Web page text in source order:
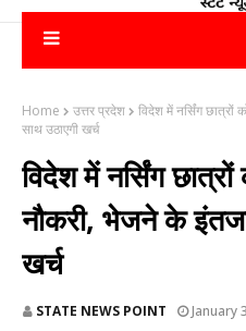
Home उत्तर प्रदेश
विदेश में नर्सिंग
साथ उठाएगी खर्च
विदेश में नर्सिंग
नौकरी, भेजने के
खर्च
STATE NEWS POINT January